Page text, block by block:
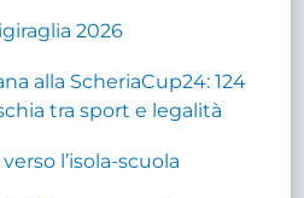
2026
alla ScheriaCup24: 124
tra sport e legalità
l’isola-scuola